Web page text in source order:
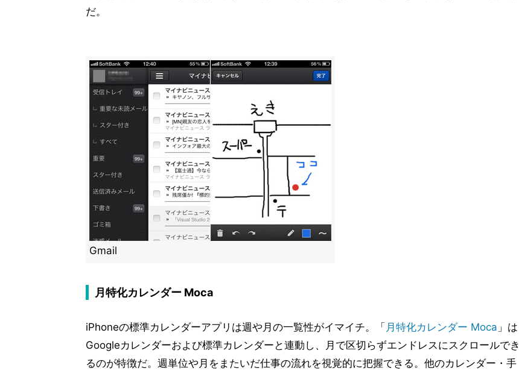
だ。
Gmail
月特化カレンダー Moca
iPhoneの標準カレンダーアプリは週や月の一覧性がイマイチ。「 月特化カレンダー Moca 」は
Googleカレンダーおよび標準カレンダーと連動し、月で区切らずエンドレスにスクロールでき
るのが特徴だ。週単位や月をまたいだ仕事の流れを視覚的に把握できる。他のカレンダー・手